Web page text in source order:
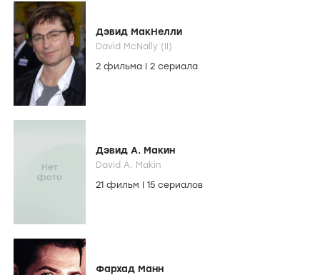
Дэвид МакНелли
David McNally (II)
2 фильма
2 сериала
Дэвид А. Макин
David A. Makin
21 фильм
15 сериалов
Фархад Манн